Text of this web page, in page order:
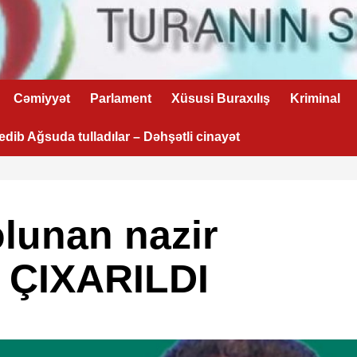
Cəmiyyət Parlament Xüsusi Buraxılış Kriminal
Ağsuda tulladılar – Dəhşətli cinayət
nazir